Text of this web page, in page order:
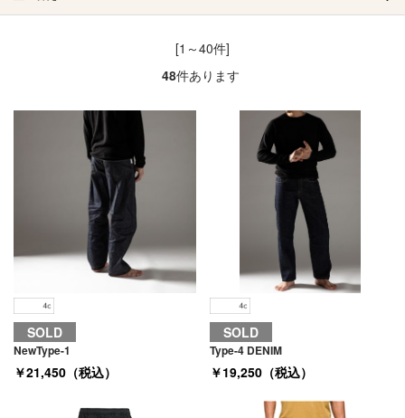
[1～40件]
48件あります
SOLD
NewType-1
￥21,450（税込）
SOLD
Type-4 DENIM
￥19,250（税込）